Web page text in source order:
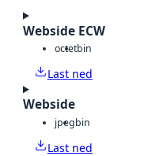
Webside ECW
octetbin
Last ned
Webside
jpegbin
Last ned